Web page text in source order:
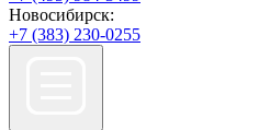
Новосибирск:
+7 (383) 230-0255